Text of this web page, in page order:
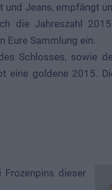
Jeans, empfängt
die Jahreszahl
Eure Sammlung ein.
Schlosses, sowie
eine goldene 2015.
Frozenpins dieser